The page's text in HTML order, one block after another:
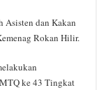
Asisten dan Kakan
Rokan Hilir.
ke 43 Tingkat